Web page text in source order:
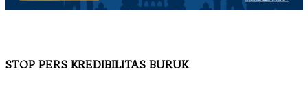
STOP PERS KREDIBILITAS BURUK